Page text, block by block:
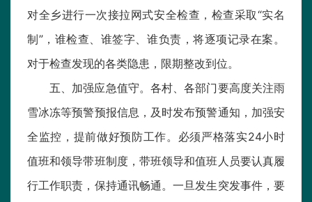
对全乡进行一次接拉网式安全检查，检查采取“实名
制”，谁检查、谁签字、谁负责，将逐项记录在案。
对于检查发现的各类隐患，限期整改到位。
五、加强应急值守。各村、各部门要高度关注雨
雪冰冻等预警预报信息，及时发布预警通知，加强安
全监控，提前做好预防工作。必须严格落实24小时
值班和领导带班制度，带班领导和值班人员要认真履
行工作职责，保持通讯畅通。一旦发生突发事件，要